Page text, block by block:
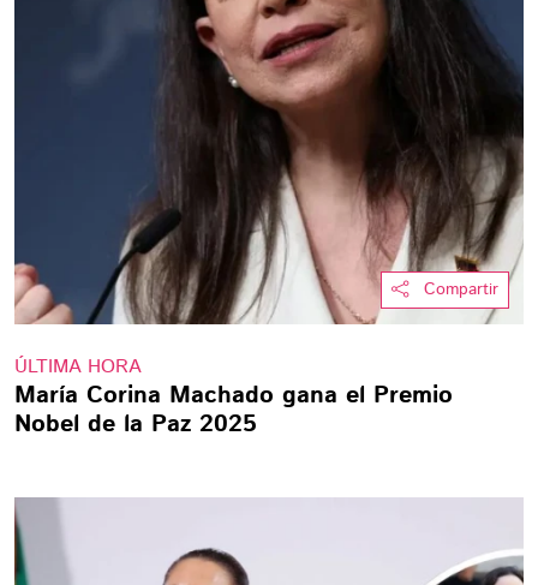
Compartir
ÚLTIMA HORA
María Corina Machado gana el Premio
Nobel de la Paz 2025